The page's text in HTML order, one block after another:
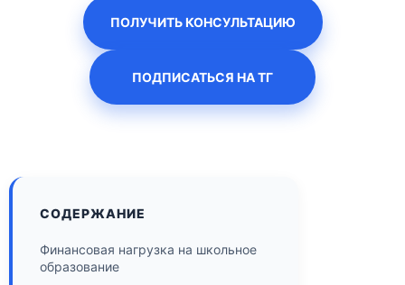
ПОЛУЧИТЬ КОНСУЛЬТАЦИЮ
ПОДПИСАТЬСЯ НА ТГ
СОДЕРЖАНИЕ
Финансовая нагрузка на школьное
образование